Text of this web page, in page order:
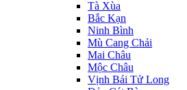
Tà Xùa
Bắc Kạn
Ninh Bình
Mù Cang Chải
Mai Châu
Mộc Châu
Vịnh Bái Tử Long